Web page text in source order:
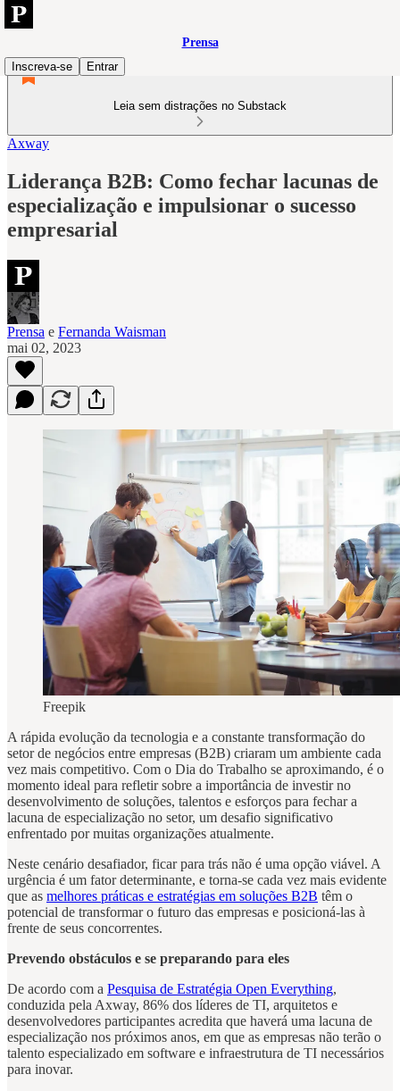
Prensa
Inscreva-se
Entrar
Leia sem distrações no Substack
Axway
Liderança B2B: Como fechar lacunas de
especialização e impulsionar o sucesso
empresarial
Prensa e Fernanda Waisman
mai 02, 2023
Freepik
A rápida evolução da tecnologia e a constante transformação do
setor de negócios entre empresas (B2B) criaram um ambiente cada
vez mais competitivo. Com o Dia do Trabalho se aproximando, é o
momento ideal para refletir sobre a importância de investir no
desenvolvimento de soluções, talentos e esforços para fechar a
lacuna de especialização no setor, um desafio significativo
enfrentado por muitas organizações atualmente.
Neste cenário desafiador, ficar para trás não é uma opção viável. A
urgência é um fator determinante, e torna-se cada vez mais evidente
que as melhores práticas e estratégias em soluções B2B têm o
potencial de transformar o futuro das empresas e posicioná-las à
frente de seus concorrentes.
Prevendo obstáculos e se preparando para eles
De acordo com a Pesquisa de Estratégia Open Everything,
conduzida pela Axway, 86% dos líderes de TI, arquitetos e
desenvolvedores participantes acredita que haverá uma lacuna de
especialização nos próximos anos, em que as empresas não terão o
talento especializado em software e infraestrutura de TI necessários
para inovar.